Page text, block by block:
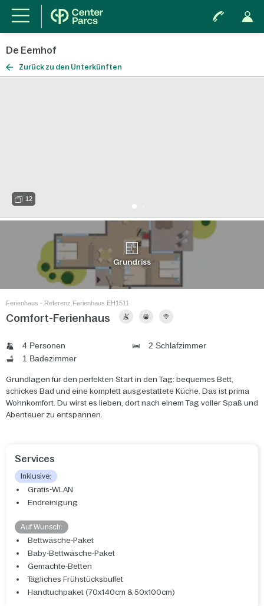
De Eemhof
Zurück zu den Unterkünften
12
Grundriss
Ferienhaus - Referenz Ferienhaus EH1511
Comfort-Ferienhaus
4 Personen
2 Schlafzimmer
1 Badezimmer
Grundlagen für den perfekten Start in den Tag: bequemes Bett,
schickes Bad und eine komplett ausgestattete Küche. Das ist prima
Wohnkomfort. Du wirst es lieben, dort nach einem Tag voller Spaß und
Abenteuer zu entspannen.
Services
Inklusive:
Gratis-WLAN
Endreinigung
Auf Wunsch:
Bettwäsche-Paket
Baby-Bettwäsche-Paket
Gemachte-Betten
Tägliches Frühstücksbuffet
Handtuchpaket (70x140cm & 50x100cm)